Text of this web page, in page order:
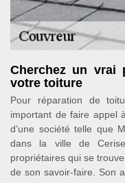
Cherchez un vrai
votre toiture
Pour réparation de
important de faire appel
d’une société telle que
dans la ville de
propriétaires qui se
de son savoir-faire. Son